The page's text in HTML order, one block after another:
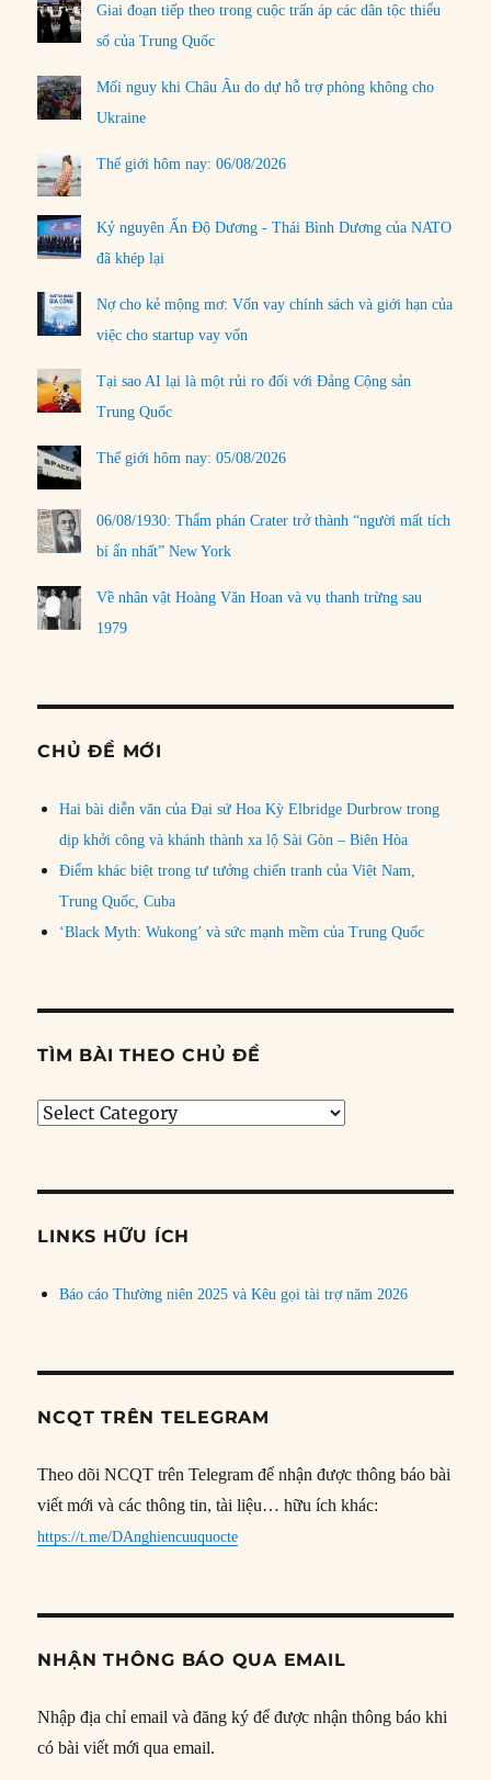
Giai đoạn tiếp theo trong cuộc trấn áp các dân tộc thiểu
số của Trung Quốc
Mối nguy khi Châu Âu do dự hỗ trợ phòng không cho
Ukraine
Thế giới hôm nay: 06/08/2026
Kỷ nguyên Ấn Độ Dương - Thái Bình Dương của NATO
đã khép lại
Nợ cho kẻ mộng mơ: Vốn vay chính sách và giới hạn của
việc cho startup vay vốn
Tại sao AI lại là một rủi ro đối với Đảng Cộng sản
Trung Quốc
Thế giới hôm nay: 05/08/2026
06/08/1930: Thẩm phán Crater trở thành “người mất tích
bí ẩn nhất” New York
Về nhân vật Hoàng Văn Hoan và vụ thanh trừng sau
1979
CHỦ ĐỀ MỚI
Hai bài diễn văn của Đại sứ Hoa Kỳ Elbridge Durbrow trong
dịp khởi công và khánh thành xa lộ Sài Gòn – Biên Hòa
Điểm khác biệt trong tư tưởng chiến tranh của Việt Nam,
Trung Quốc, Cuba
‘Black Myth: Wukong’ và sức mạnh mềm của Trung Quốc
TÌM BÀI THEO CHỦ ĐỀ
Tìm
đề
LINKS HỮU ÍCH
Báo cáo Thường niên 2025 và Kêu gọi tài trợ năm 2026
NCQT TRÊN TELEGRAM
Theo dõi NCQT trên Telegram để nhận được thông báo bài
viết mới và các thông tin, tài liệu… hữu ích khác:
https://t.me/DAnghiencuuquocte
NHẬN THÔNG BÁO QUA EMAIL
Nhập địa chỉ email và đăng ký để được nhận thông báo khi
có bài viết mới qua email.